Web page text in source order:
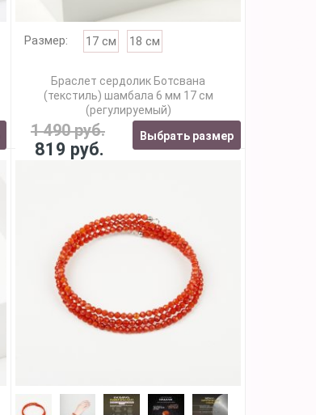
Размер: 17 см 18 см
Браслет сердолик Ботсвана
(текстиль) шамбала 6 мм 17 см
(регулируемый)
1 490 руб.
819 руб.
Выбрать размер